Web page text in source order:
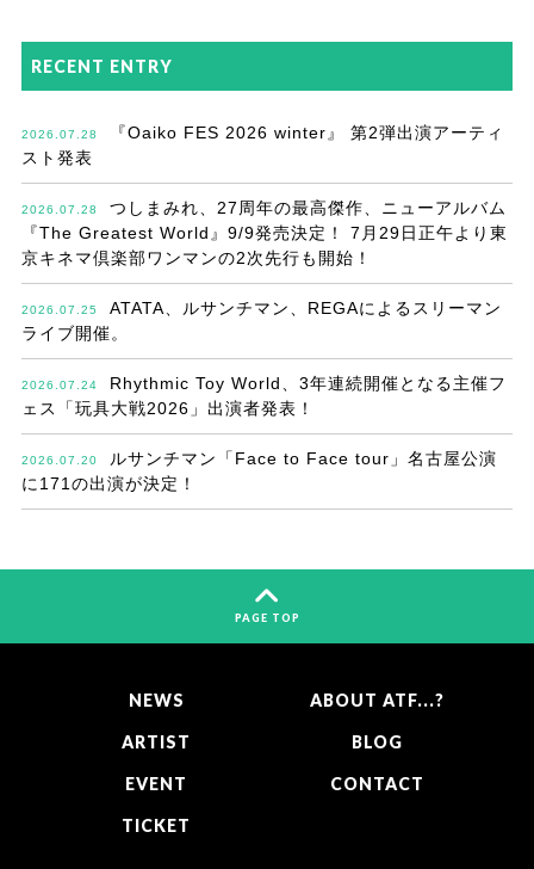
RECENT ENTRY
2026.07.28
『Oaiko FES 2026 winter』 第2弾出演アーティ
スト発表
2026.07.28
つしまみれ、27周年の最高傑作、ニューアルバム
『The Greatest World』9/9発売決定！ 7月29日正午より東
京キネマ倶楽部ワンマンの2次先行も開始！
2026.07.25
ATATA、ルサンチマン、REGAによるスリーマン
ライブ開催。
2026.07.24
Rhythmic Toy World、3年連続開催となる主催フ
ェス「玩具大戦2026」出演者発表！
2026.07.20
ルサンチマン「Face to Face tour」名古屋公演
に171の出演が決定！
PAGE TOP
NEWS
ARTIST
EVENT
TICKET
ABOUT ATF...?
BLOG
CONTACT